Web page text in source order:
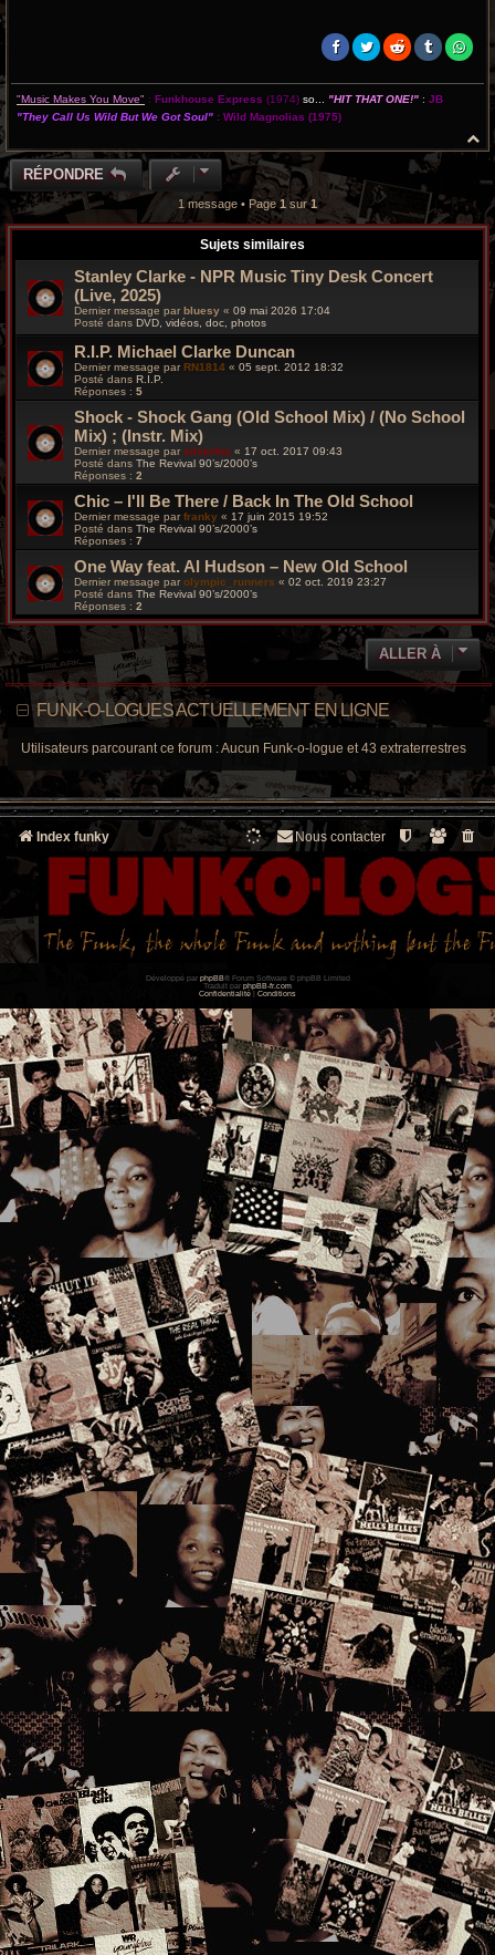
"Music Makes You Move" : Funkhouse Express (1974) so... "HIT THAT ONE!" : JB
"They Call Us Wild But We Got Soul" : Wild Magnolias (1975)
a
t
RÉPONDRE
1 message • Page1 sur1
Sujets similaires
Stanley Clarke - NPR Music Tiny Desk Concert
(Live, 2025)
Dernier message par bluesy « 09 mai 2026 17:04
Posté dans DVD, vidéos, doc, photos
R.I.P. Michael Clarke Duncan
Dernier message par RN1814 « 05 sept. 2012 18:32
Posté dans R.I.P.
Réponses : 5
Shock - Shock Gang (Old School Mix) / (No School
Mix) ; (Instr. Mix)
Dernier message par silverfox « 17 oct. 2017 09:43
Posté dans The Revival 90’s/2000’s
Réponses : 2
Chic – I'll Be There / Back In The Old School
Dernier message parfranky « 17 juin 2015 19:52
Posté dans The Revival 90’s/2000’s
Réponses : 7
One Way feat. Al Hudson – New Old School
Dernier message par olympic_runners « 02 oct. 2019 23:27
Posté dans The Revival 90’s/2000’s
Réponses : 2
ALLER À
FUNK-O-LOGUES ACTUELLEMENT EN LIGNE
Utilisateurs parcourant ce forum : Aucun Funk-o-logue et 43 extraterrestres
Index funky Nous contacter
Développé par phpBB® Forum Software © phpBB Limited
Traduit par phpBB-fr.com
Confidentialité
Conditions